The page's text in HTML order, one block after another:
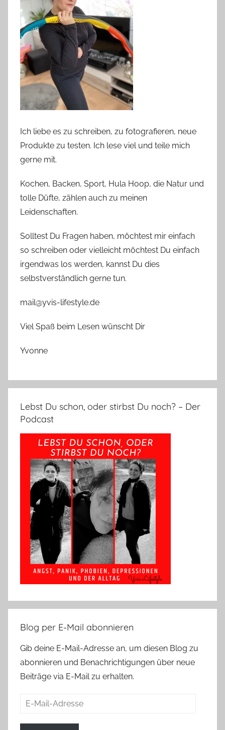
Ich liebe es zu schreiben, zu fotografieren, neue
Produkte zu testen. Ich lese viel und teile mich
gerne mit.
Kochen, Backen, Sport, Hula Hoop, die Natur und
tolle Düfte, zählen auch zu meinen
Leidenschaften.
Solltest Du Fragen haben, möchtest mir einfach
so schreiben oder vielleicht möchtest Du einfach
irgendwas los werden, kannst Du dies
selbstverständlich gerne tun.
mail@yvis-lifestyle.de
Viel Spaß beim Lesen wünscht Dir
Yvonne
Lebst Du schon, oder stirbst Du noch? – Der
Podcast
Blog per E-Mail abonnieren
Gib deine E-Mail-Adresse an, um diesen Blog zu
abonnieren und Benachrichtigungen über neue
Beiträge via E-Mail zu erhalten.
E-